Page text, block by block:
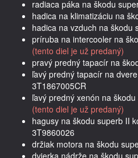
radiaca páka na škodu
hadica na klimatizáciu na
hadica na vzduch na škodu
príruba na intercooler na
(tento diel je už predaný)
pravý predný tapacír na
ľavý predný tapacír na
3T1867005CR
ľavý predný xenón na
(tento diel je už predaný)
hagusy na škodu superb II
3T9860026
držiak motora na škodu
dvierka nádrže na škodu